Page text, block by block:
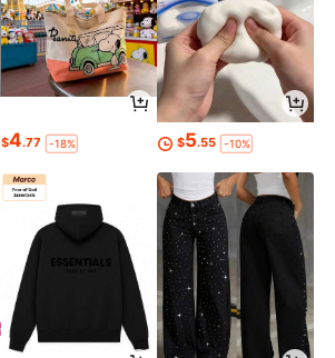
$4.77 -18% $5.55 -10%